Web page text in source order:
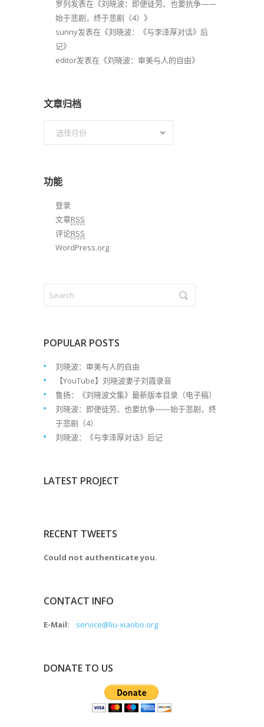
罗列发表在《刘晓波：即便徒劳、也要抗争——
始于悲剧，终于悲剧（4） 》
sunny发表在《刘晓波：《与李泽厚对话》后
记》
editor发表在《刘晓波：审美与人的自由》
文章归档
功能
登录
文章RSS
评论RSS
WordPress.org
POPULAR POSTS
刘晓波：审美与人的自由
【YouTube】刘晓波妻子刘霞录音
鲁扬：《刘晓波文集》最新版本目录（电子稿）
刘晓波：即便徒劳、也要抗争——始于悲剧，终
于悲剧（4）
刘晓波：《与李泽厚对话》后记
LATEST PROJECT
RECENT TWEETS
Could not authenticate you.
CONTACT INFO
E-Mail: service@liu-xiaobo.org
DONATE TO US